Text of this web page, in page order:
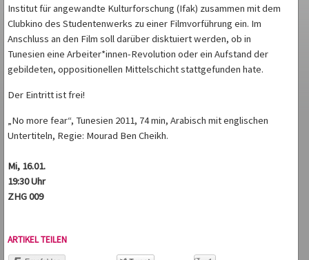
Institut für angewandte Kulturforschung (Ifak) zusammen mit dem
Clubkino des Studentenwerks zu einer Filmvorführung ein. Im
Anschluss an den Film soll darüber disktuiert werden, ob in
Tunesien eine Arbeiter*innen-Revolution oder ein Aufstand der
gebildeten, oppositionellen Mittelschicht stattgefunden hate.
Der Eintritt ist frei!
„No more fear“, Tunesien 2011, 74 min, Arabisch mit englischen
Untertiteln, Regie: Mourad Ben Cheikh.
Mi, 16.01.
19:30 Uhr
ZHG 009
ARTIKEL TEILEN